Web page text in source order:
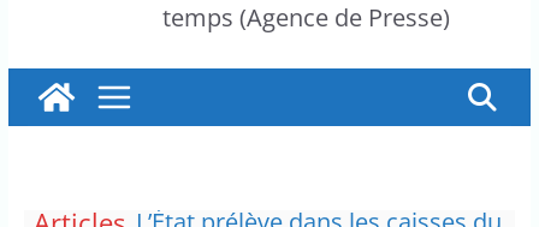
temps (Agence de Presse)